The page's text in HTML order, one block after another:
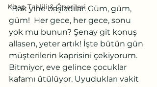
Kitap Tahlili & Önerileri
‘’Bak yine başladılar. Güm, güm,
güm!  Her gece, her gece, sonu
yok mu bunun? Şenay git konuş
allasen, yeter artık! İşte bütün gün
müşterilerin kaprisini çekiyorum.
Bitmiyor, eve gelince çocuklar
kafamı ütülüyor. Uyudukları vakit